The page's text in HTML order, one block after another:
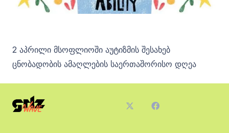
2 აპრილი მსოფლიოში აუტიზმის შესახებ
ცნობადობის ამაღლების საერთაშორისო დღეა